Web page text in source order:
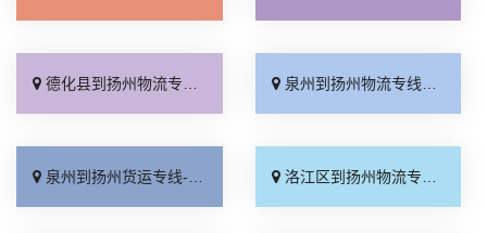
德化县到扬州物流专线_价位合理「每日发车」 泉州到扬州物流专线_定点发车「专线快运」
泉州到扬州货运专线-泉州到扬州物流公司_要几天到「运费多少」 洛江区到扬州物流专线_合同承运「零担配货」